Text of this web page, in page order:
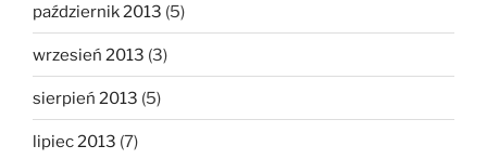
październik 2013 (5)
wrzesień 2013 (3)
sierpień 2013 (5)
lipiec 2013 (7)